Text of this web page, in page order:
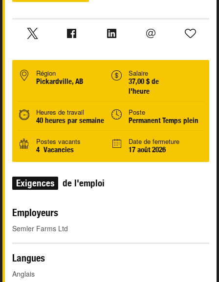
Région
Pickardville, AB
Salaire
37,00 $ de
l'heure
Heures de travail
40 heures par semaine
Poste
Permanent Temps plein
Postes vacants
4 Vacancies
Date de fermeture
17 août 2026
Exigences de l'emploi
Employeurs
Semler Farms Ltd
Langues
Anglais